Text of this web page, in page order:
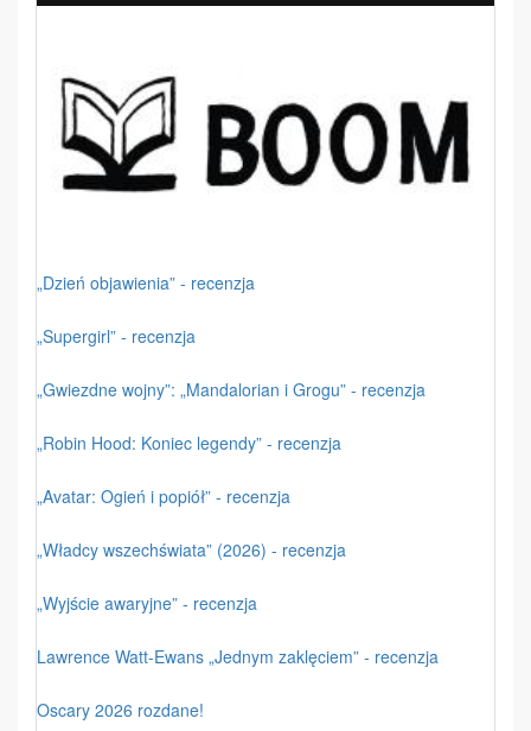
„Dzień objawienia” - recenzja
„Supergirl” - recenzja
„Gwiezdne wojny”: „Mandalorian i Grogu” - recenzja
„Robin Hood: Koniec legendy” - recenzja
„Avatar: Ogień i popiół” - recenzja
„Władcy wszechświata” (2026) - recenzja
„Wyjście awaryjne” - recenzja
Lawrence Watt-Ewans „Jednym zaklęciem” - recenzja
Oscary 2026 rozdane!